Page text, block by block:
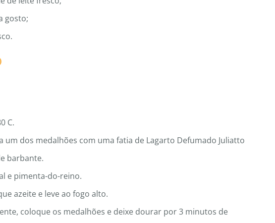
gosto;
C.
um dos medalhões com uma fatia de Lagarto Defumado Juliatto
barbante.
e pimenta-do-reino.
azeite e leve ao fogo alto.
coloque os medalhões e deixe dourar por 3 minutos de